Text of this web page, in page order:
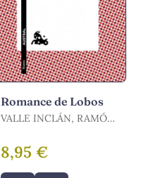
Romance de Lobos
VALLE INCLÁN, RAMÓN
8,95 €